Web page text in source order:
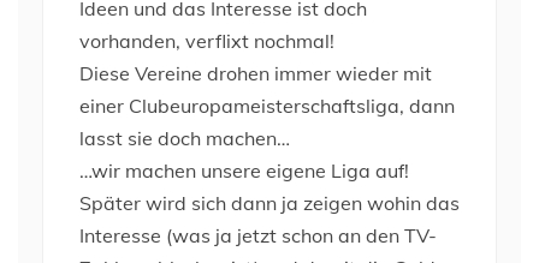
Ideen und das Interesse ist doch
vorhanden, verflixt nochmal!
Diese Vereine drohen immer wieder mit
einer Clubeuropameisterschaftsliga, dann
lasst sie doch machen…
…wir machen unsere eigene Liga auf!
Später wird sich dann ja zeigen wohin das
Interesse (was ja jetzt schon an den TV-